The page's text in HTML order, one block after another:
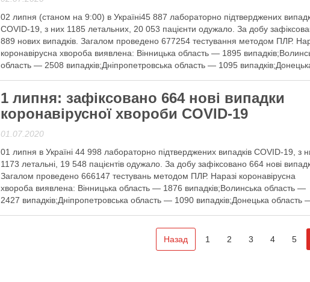
02 липня (станом на 9:00) в Україні45 887 лабораторно підтверджених
COVID-19, з них 1185 летальних, 20 053 пацієнти одужало. За добу
889 нових випадків. Загалом проведено 677254 тестування методом ПЛР.
коронавірусна хвороба виявлена: Вінницька область — 1895
область — 2508 випадків;Дніпропетровська область — 1095
Читати далі
1 липня: зафіксовано 664 нові випадки
коронавірусної хвороби COVID-19
01.07.2020
01 липня в Україні 44 998 лабораторно підтверджених випадків COVID-19, з
1173 летальні, 19 548 пацієнтів одужало. За добу зафіксовано 664 нові
Загалом проведено 666147 тестувань методом ПЛР. Наразі коронавірусна
хвороба виявлена: Вінницька область — 1876 випадків;Волинська область —
2427 випадків;Дніпропетровська область — 1090 випадків;Донецька область
Назад 1 2 3 4 5